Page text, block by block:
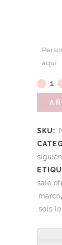
aquí
SKU:
sale
marco,
sois